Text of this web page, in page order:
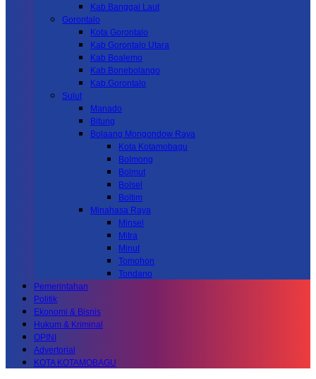
Kab.Banggai Laut
Gorontalo
Kota Gorontalo
Kab Gorontalo Utara
Kab Boalemo
Kab.Bonebolango
Kab.Gorontalo
Sulut
Manado
Bitung
Bolaang Mongondow Raya
Kota Kotamobagu
Bolmong
Bolmut
Bolsel
Boltim
Minahasa Raya
Minsel
Mitra
Minut
Tomohon
Tondano
Pemerintahan
Politik
Ekonomi & Bisnis
Hukum & Kriminal
OPINI
Advertorial
KOTA KOTAMOBAGU